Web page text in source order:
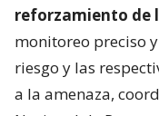
reforzamiento de
monitoreo preciso
riesgo y las
a la amenaza,